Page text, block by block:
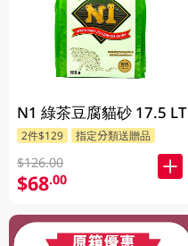
N1 綠茶豆腐貓砂 17.5 LT
2件$129 指定分類送贈品
$126.00
$68.00